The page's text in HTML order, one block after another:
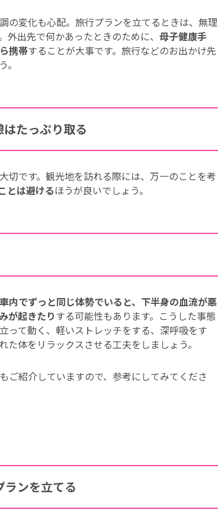
の変化も心配。旅行プランを立てるときは、無理
出先で何かあったときのために、 母子健康手
携帯することが大事です。旅行などのお出かけ先
たっぷり取る
切です。観光地を訪れる際には、万一のことを考
とは避けるほうが良いでしょう。
車内でずっと同じ体勢でいると、下半身の血流が悪
が起きたりする可能性もあります。こうした事態
って動く、軽いストレッチをする、深呼吸をす
た体をリラックスさせる工夫をしましょう。
ご紹介していますので、参考にしてみてくださ
ランを立てる